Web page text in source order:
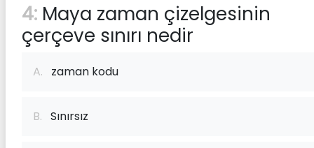
4: Maya zaman çizelgesinin
çerçeve sınırı nedir
A. zaman kodu
B. Sınırsız